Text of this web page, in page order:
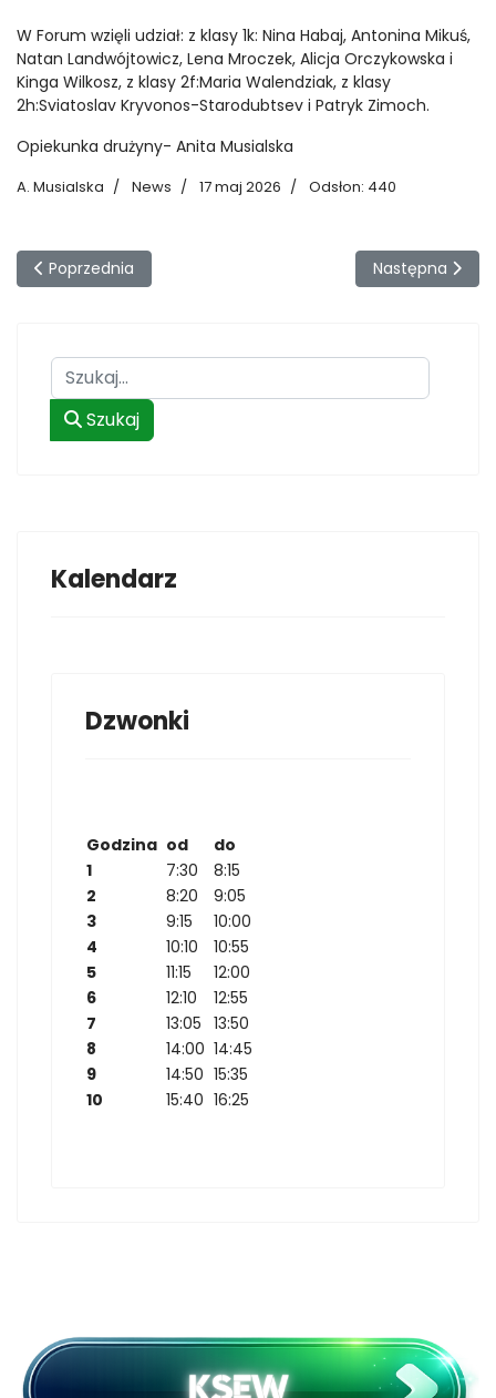
W Forum wzięli udział: z klasy 1k: Nina Habaj, Antonina Mikuś,
Natan Landwójtowicz, Lena Mroczek, Alicja Orczykowska i
Kinga Wilkosz, z klasy 2f:Maria Walendziak, z klasy
2h:Sviatoslav Kryvonos-Starodubtsev i Patryk Zimoch.
Opiekunka drużyny- Anita Musialska
A. Musialska News 17 maj 2026 Odsłon: 440
Poprzednia strona: Banana Boat + Kameralny Chór Angelus
Poprzednia Następna
Następna
Szukaj
Szukaj
Kalendarz
Dzwonki
Godzina od
do
1
7:30
8:15
2
8:20
9:05
3
9:15
10:00
4
10:10
10:55
5
11:15
12:00
6
12:10
12:55
7
13:05 13:50
8
14:00 14:45
9
14:50 15:35
10
15:40 16:25